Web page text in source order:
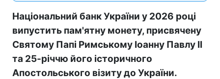
Національний банк України у 2026 році
випустить пам'ятну монету, присвячену
Святому Папі Римському Іоанну Павлу II
та 25-річчю його історичного
Апостольського візиту до України.